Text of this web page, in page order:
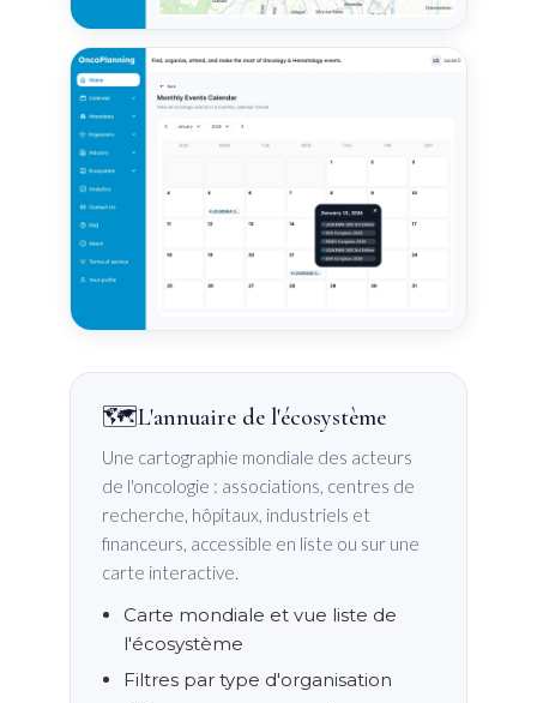
🗺️L'annuaire de l'écosystème
Une cartographie mondiale des acteurs
de l'oncologie : associations, centres de
recherche, hôpitaux, industriels et
financeurs, accessible en liste ou sur une
carte interactive.
Carte mondiale et vue liste de
l'écosystème
Filtres par type d'organisation